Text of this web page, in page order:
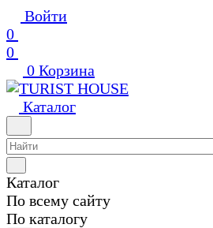
Войти
0
0
0 Корзина
Каталог
Каталог
По всему сайту
По каталогу